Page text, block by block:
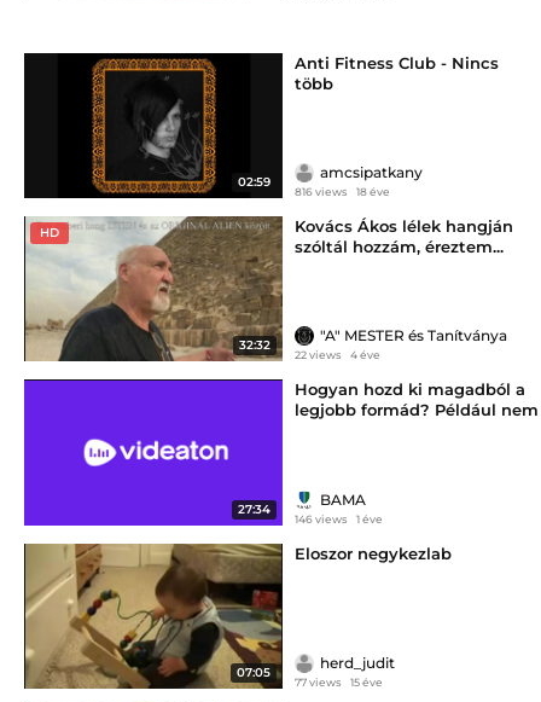
02:59
Anti Fitness Club - Nincs
több
amcsipatkany
816 views 18 éve
HD
32:32
Kovács Ákos lélek hangján
szóltál hozzám, éreztem...
"A" MESTER és Tanítványa
22 views 4 éve
27:34
Hogyan hozd ki magadból a
legjobb formád? Például nem
BAMA
146 views 1 éve
07:05
Eloszor negykezlab
herd_judit
77 views 15 éve